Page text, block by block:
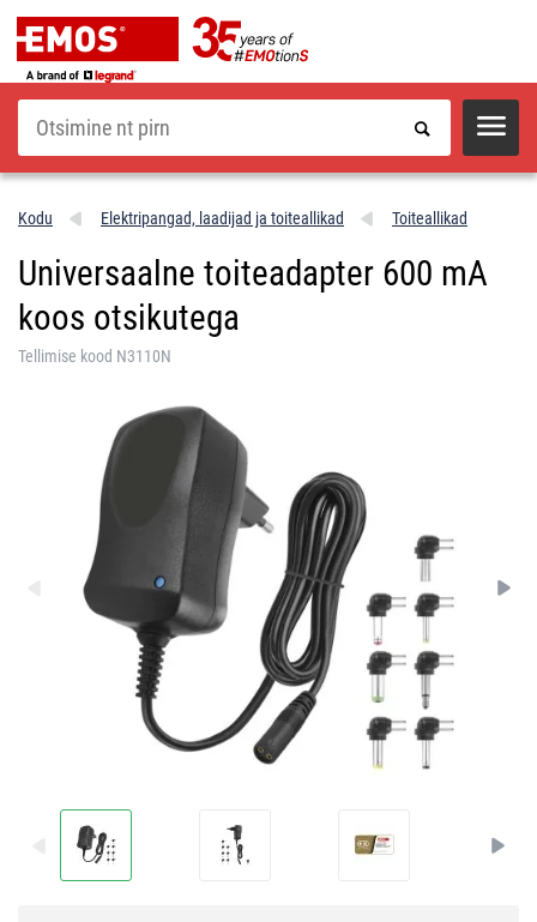
Otsi
Kodu Elektripangad, laadijad ja toiteallikad Toiteallikad
Universaalne toiteadapter 600 mA
koos otsikutega
Tellimise kood N3110N